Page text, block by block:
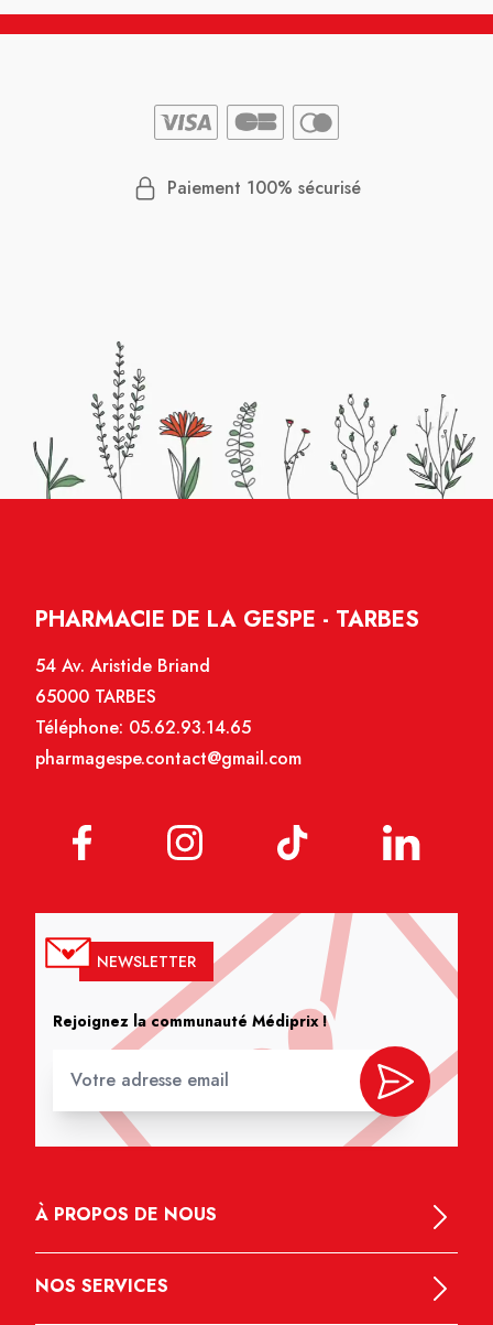
Paiement 100% sécurisé
PHARMACIE DE LA GESPE - TARBES
54 Av. Aristide Briand
65000 TARBES
Téléphone: 05.62.93.14.65
pharmagespe.contact@gmail.com
NEWSLETTER
Rejoignez la communauté Médiprix !
À PROPOS DE NOUS
NOS SERVICES